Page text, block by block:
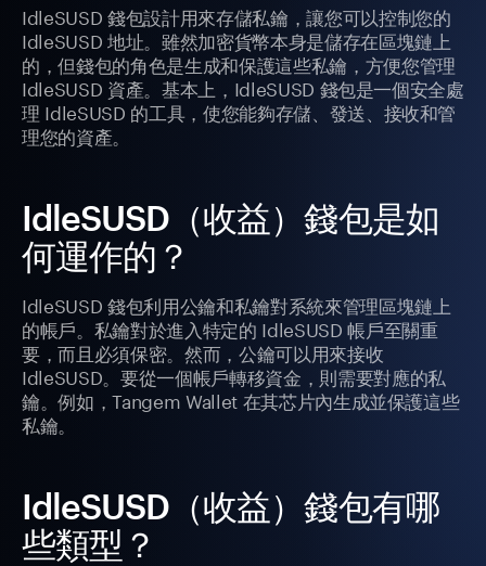
IdleSUSD 錢包設計用來存儲私鑰，讓您可以控制您的
IdleSUSD 地址。雖然加密貨幣本身是儲存在區塊鏈上
的，但錢包的角色是生成和保護這些私鑰，方便您管理
IdleSUSD 資產。基本上，IdleSUSD 錢包是一個安全處
理 IdleSUSD 的工具，使您能夠存儲、發送、接收和管
理您的資產。
IdleSUSD（收益）錢包是如
何運作的？
IdleSUSD 錢包利用公鑰和私鑰對系統來管理區塊鏈上
的帳戶。私鑰對於進入特定的 IdleSUSD 帳戶至關重
要，而且必須保密。然而，公鑰可以用來接收
IdleSUSD。要從一個帳戶轉移資金，則需要對應的私
鑰。例如，Tangem Wallet 在其芯片內生成並保護這些
私鑰。
IdleSUSD（收益）錢包有哪
些類型？